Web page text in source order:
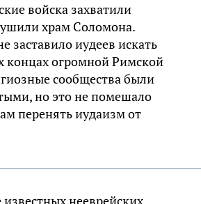
войска захватили
храм Соломона.
заставило иудеев искать
концах огромной Римской
сообщества были
но это не помешало
перенять иудаизм от